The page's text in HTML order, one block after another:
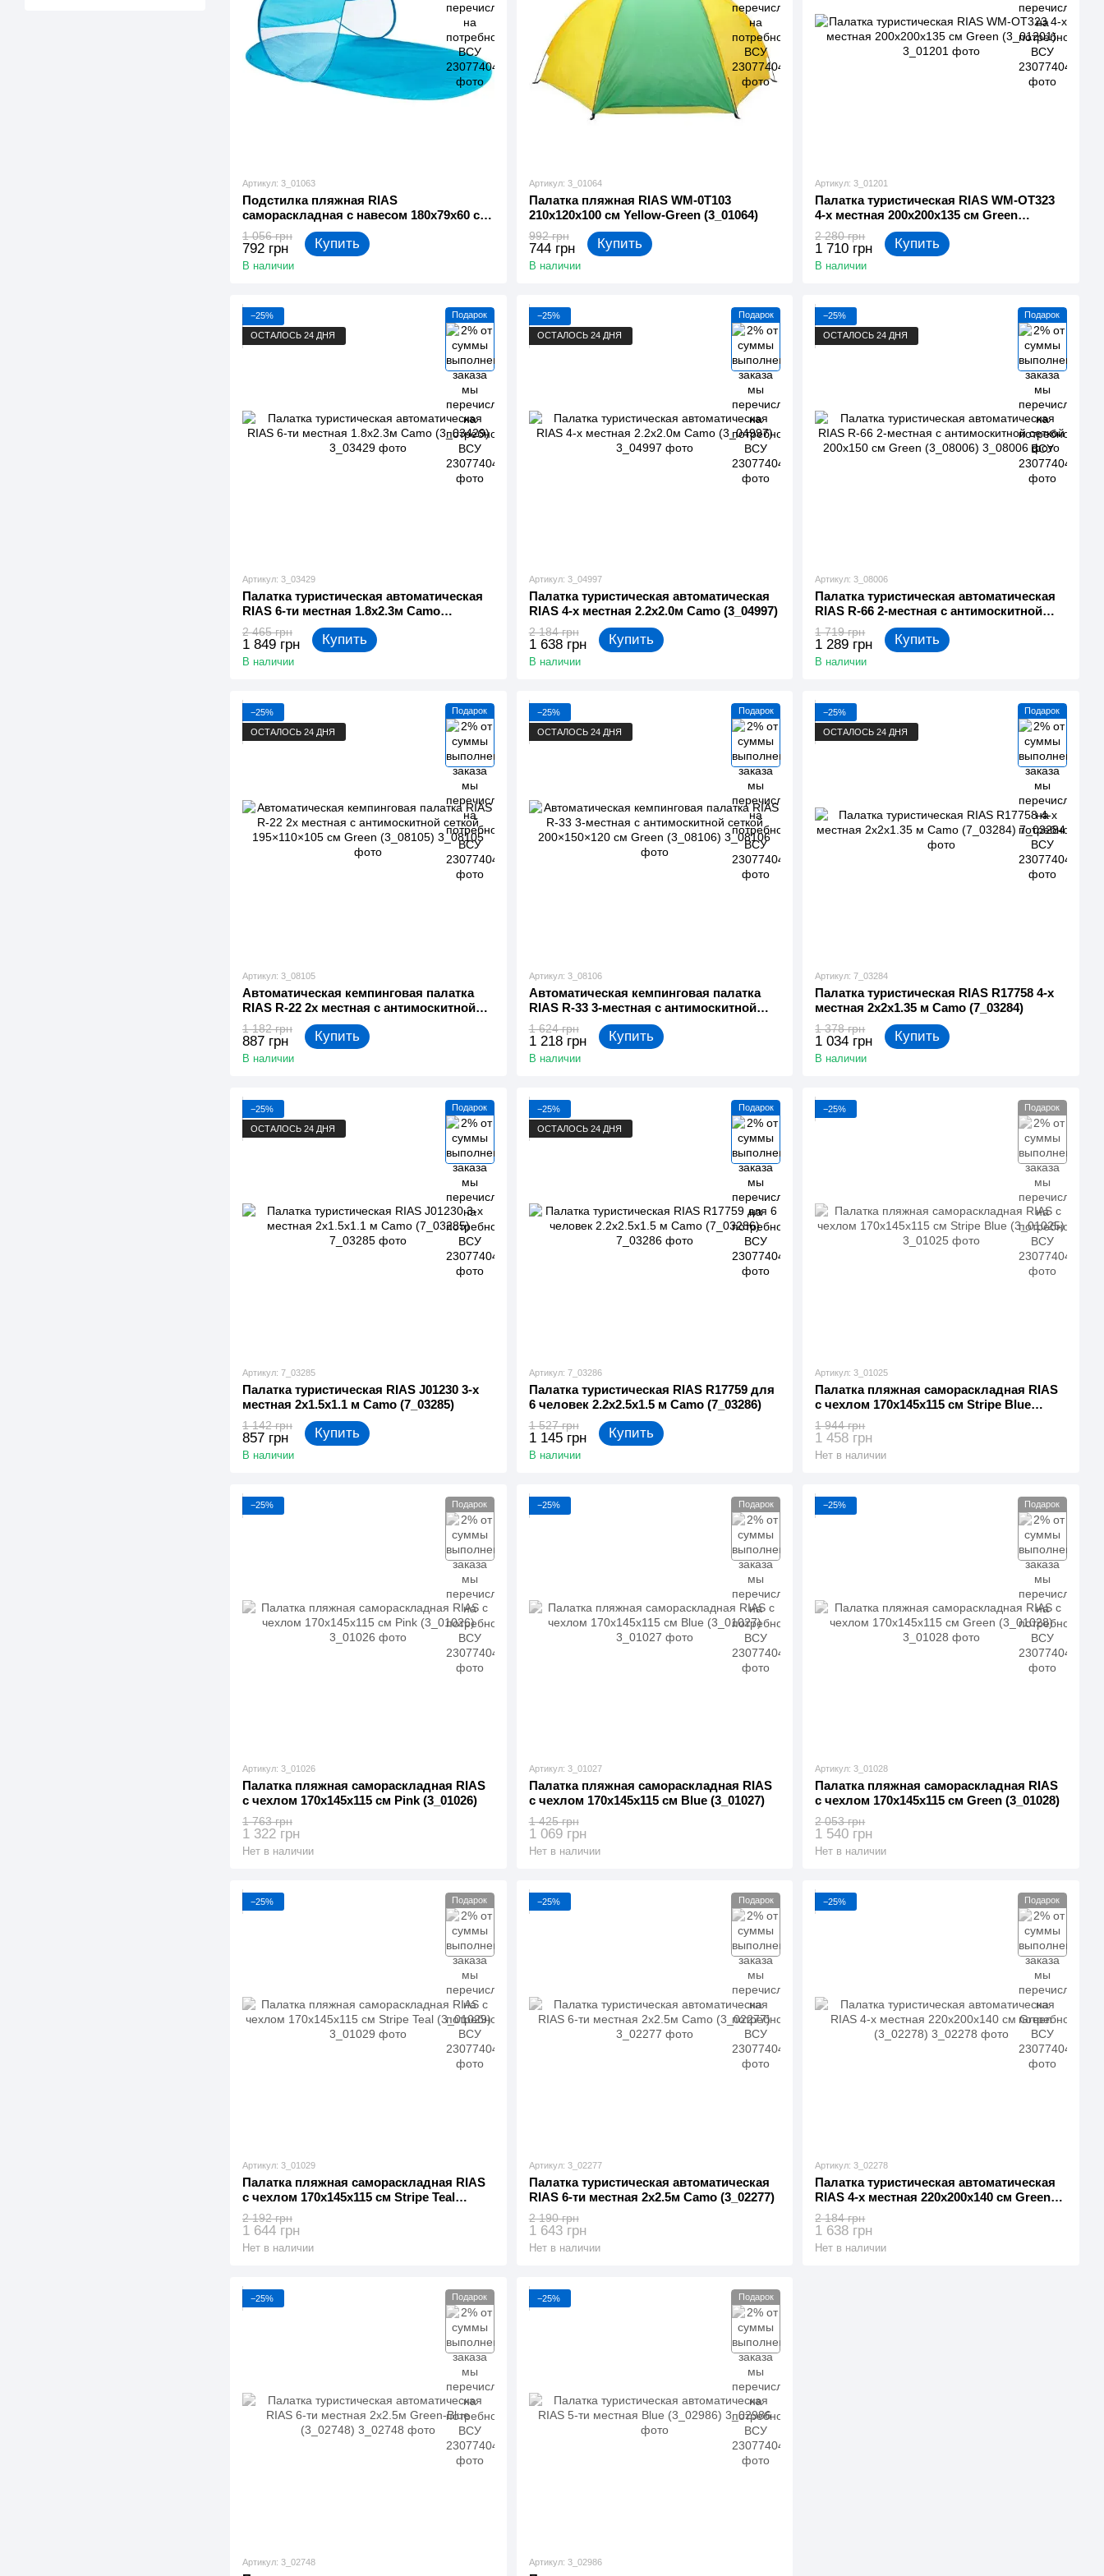
Артикул: 3_01063
Подстилка пляжная RIAS
самораскладная с навесом 180х79х60 см
Blue (3_01063)
1 056 грн
792 грн Купить
В наличии
Артикул: 3_01064
Палатка пляжная RIAS WM-0T103
210х120х100 см Yellow-Green (3_01064)
992 грн
744 грн Купить
В наличии
Артикул: 3_01201
Палатка туристическая RIAS WM-OT323
4-х местная 200x200x135 см Green
(3_01201)
2 280 грн
1 710 грн Купить
В наличии
Подарок
−25%
ОСТАЛОСЬ 24 ДНЯ
Артикул: 3_03429
Палатка туристическая автоматическая
RIAS 6-ти местная 1.8х2.3м Camo
(3_03429)
2 465 грн
1 849 грн Купить
В наличии
Подарок
−25%
ОСТАЛОСЬ 24 ДНЯ
Артикул: 3_04997
Палатка туристическая автоматическая
RIAS 4-х местная 2.2х2.0м Camo (3_04997)
2 184 грн
1 638 грн Купить
В наличии
Подарок
−25%
ОСТАЛОСЬ 24 ДНЯ
Артикул: 3_08006
Палатка туристическая автоматическая
RIAS R-66 2-местная с антимоскитной
сеткой 200x150 см Green (3_08006)
1 719 грн
1 289 грн Купить
В наличии
Подарок
−25%
ОСТАЛОСЬ 24 ДНЯ
Артикул: 3_08105
Автоматическая кемпинговая палатка
RIAS R-22 2х местная с антимоскитной
сеткой 195×110×105 см Green (3_08105)
1 182 грн
887 грн Купить
В наличии
Подарок
−25%
ОСТАЛОСЬ 24 ДНЯ
Артикул: 3_08106
Автоматическая кемпинговая палатка
RIAS R-33 3-местная с антимоскитной
сеткой 200×150×120 см Green (3_08106)
1 624 грн
1 218 грн Купить
В наличии
Подарок
−25%
ОСТАЛОСЬ 24 ДНЯ
Артикул: 7_03284
Палатка туристическая RIAS R17758 4-х
местная 2x2x1.35 м Camo (7_03284)
1 378 грн
1 034 грн Купить
В наличии
Подарок
−25%
ОСТАЛОСЬ 24 ДНЯ
Артикул: 7_03285
Палатка туристическая RIAS J01230 3-х
местная 2x1.5x1.1 м Camo (7_03285)
1 142 грн
857 грн Купить
В наличии
Подарок
−25%
ОСТАЛОСЬ 24 ДНЯ
Артикул: 7_03286
Палатка туристическая RIAS R17759 для
6 человек 2.2x2.5x1.5 м Camo (7_03286)
1 527 грн
1 145 грн Купить
В наличии
Подарок
−25%
Артикул: 3_01025
Палатка пляжная самораскладная RIAS
с чехлом 170x145x115 см Stripe Blue
(3_01025)
1 944 грн
1 458 грн
Нет в наличии
Подарок
−25%
Артикул: 3_01026
Палатка пляжная самораскладная RIAS
с чехлом 170x145x115 см Pink (3_01026)
1 763 грн
1 322 грн
Нет в наличии
Подарок
−25%
Артикул: 3_01027
Палатка пляжная самораскладная RIAS
с чехлом 170x145x115 см Blue (3_01027)
1 425 грн
1 069 грн
Нет в наличии
Подарок
−25%
Артикул: 3_01028
Палатка пляжная самораскладная RIAS
с чехлом 170x145x115 см Green (3_01028)
2 053 грн
1 540 грн
Нет в наличии
Подарок
−25%
Артикул: 3_01029
Палатка пляжная самораскладная RIAS
с чехлом 170x145x115 см Stripe Teal
(3_01029)
2 192 грн
1 644 грн
Нет в наличии
Подарок
−25%
Артикул: 3_02277
Палатка туристическая автоматическая
RIAS 6-ти местная 2х2.5м Camo (3_02277)
2 190 грн
1 643 грн
Нет в наличии
Подарок
−25%
Артикул: 3_02278
Палатка туристическая автоматическая
RIAS 4-х местная 220x200x140 см Green
(3_02278)
2 184 грн
1 638 грн
Нет в наличии
Подарок
−25%
Артикул: 3_02748
Подарок
−25%
Артикул: 3_02986